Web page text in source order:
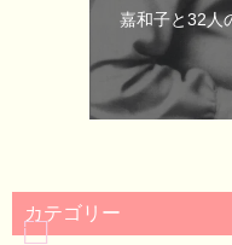
嘉和子と32人
カテゴリー